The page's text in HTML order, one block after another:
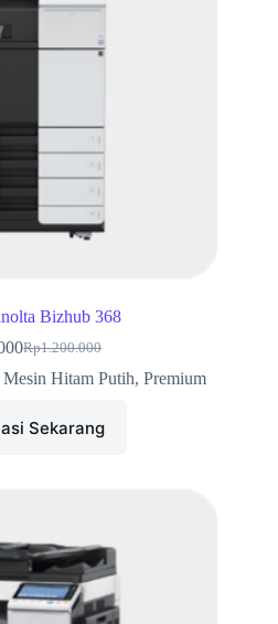
Bizhub 368
Rp1.200.000
Harga
aslinya
Harga
saat
Rp800.000.
Mesin Hitam Putih, Premium
Sekarang